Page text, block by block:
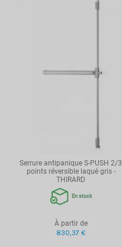
Serrure antipanique S-PUSH 2/3
points réversible laqué gris -
THIRARD
En stock
À partir de
830,37 €